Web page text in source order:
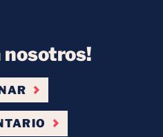
nosotros!